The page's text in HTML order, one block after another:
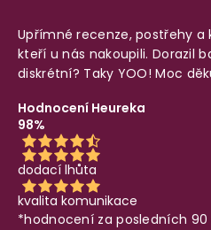
Upřímné recenze, postřehy a
kteří u nás nakoupili. Dorazil
diskrétní? Taky YOO! Moc
Hodnocení Heureka
98%
dodací lhůta
kvalita komunikace
*hodnocení za posledních 90